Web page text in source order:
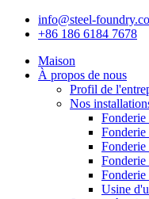
info@steel-
+86 186 6184 7678
Maison
À propos de nous
Profil de
Nos
Fonderie
Fonderie
Fonderie
Fonderie
Fonderie
Usine